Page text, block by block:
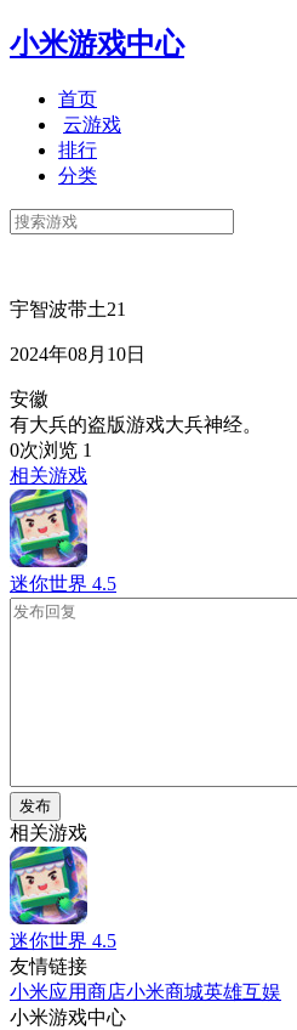
小米游戏中心
首页
云游戏
排行
分类
宇智波带土21
2024年08月10日
安徽
有大兵的盗版游戏大兵神经。
0次浏览 1
相关游戏
迷你世界 4.5
发布
相关游戏
迷你世界 4.5
友情链接
小米应用商店小米商城英雄互娱
小米游戏中心